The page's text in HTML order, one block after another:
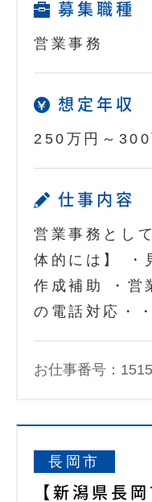
募集職種
営業事務
想定年収
250万円～300
仕事内容
営業事務とし
体的には】 ・
作成補助 ・営
の電話対応・
お仕事番号：
長岡市
【新潟県長